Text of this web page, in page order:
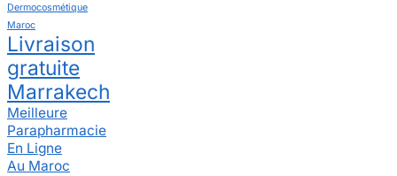
Dermocosmétique
Maroc
Livraison
gratuite
Marrakech
Meilleure
Parapharmacie
En Ligne
Au Maroc